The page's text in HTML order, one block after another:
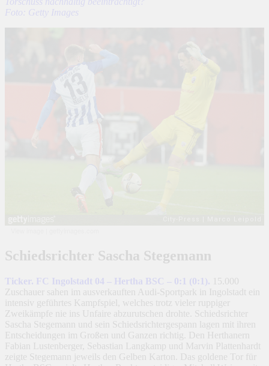
Foto: Getty Images
Schiedsrichter Sascha Stegemann
Ticker. FC Ingolstadt 04 – Hertha BSC – 0:1 (0:1).
15.000
Zuschauer sahen im ausverkauften Audi-Sportpark in Ingolstadt ein
intensiv geführtes Kampfspiel, welches trotz vieler ruppiger
Zweikämpfe nie ins Unfaire abzurutschen drohte. Schiedsrichter
Sascha Stegemann und sein Schiedsrichtergespann lagen mit ihren
Entscheidungen im Großen und Ganzen richtig. Den Herthanern
Fabian Lustenberger, Sebastian Langkamp und Marvin Plattenhardt
zeigte Stegemann jeweils den Gelben Karton. Das goldene Tor für